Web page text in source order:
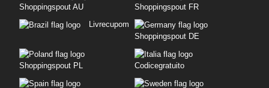
Shoppingspout AU
Shoppingspout FR
Livrecupom
Shoppingspout DE
Shoppingspout PL Codicegratuito